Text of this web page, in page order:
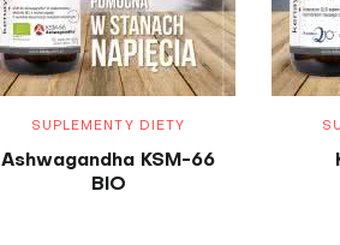
SUPLEMENTY DIETY
Ashwagandha KSM-66
BIO